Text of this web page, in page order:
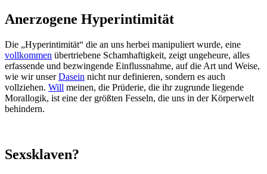
Anerzogene Hyperintimität
Die „Hyperintimität“ die an uns herbei manipuliert wurde, eine
vollkommen übertriebene Schamhaftigkeit, zeigt ungeheure, alles
erfassende und bezwingende Einflussnahme, auf die Art und Weise,
wie wir unserDasein nicht nur definieren, sondern es auch
vollziehen. Will meinen, die Prüderie, die ihr zugrunde liegende
Morallogik, ist eine der größten Fesseln, die uns in der Körperwelt
behindern.
Sexsklaven?